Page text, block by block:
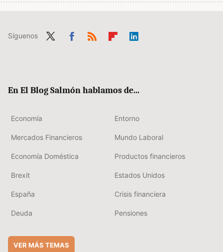
Síguenos
En El Blog Salmón hablamos de...
Economía Entorno
Mercados Financieros Mundo Laboral
Economía Doméstica Productos financieros
Brexit Estados Unidos
España Crisis financiera
Deuda Pensiones
VER MÁS TEMAS